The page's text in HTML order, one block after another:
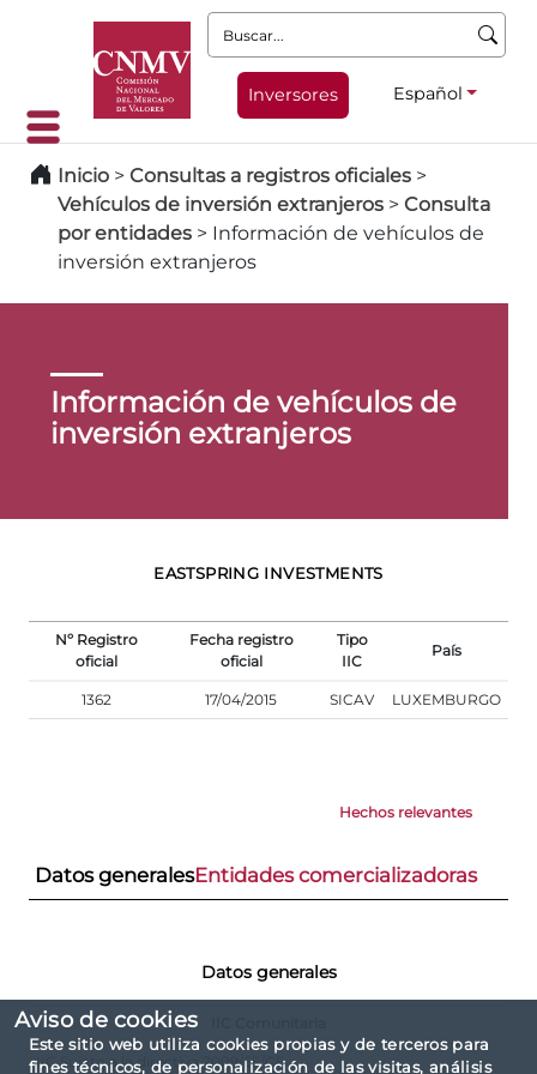
Aviso de cookies
Este sitio web utiliza cookies propias y de terceros para
fines técnicos, de personalización de las visitas, análisis
Buscar:
Inversores Español
Inicio > Consultas a registros oficiales >
Vehículos de inversión extranjeros > Consulta
por entidades > Información de vehículos de
inversión extranjeros
Información de vehículos de
inversión extranjeros
EASTSPRING INVESTMENTS
Nº Registro
oficial
Fecha registro
oficial
Tipo
IIC
País
1362 17/04/2015 SICAV LUXEMBURGO
Hechos relevantes
Datos generalesEntidades comercializadoras
Datos generales
IIC Sujeto a la directiva 2009/65/CE